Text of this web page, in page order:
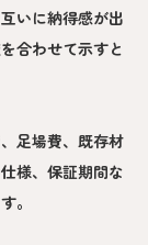
いに納得感が出
合わせて示すと
足場費、既存材
様、保証期間な
。